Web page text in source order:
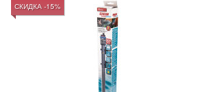
СКИДКА -15%